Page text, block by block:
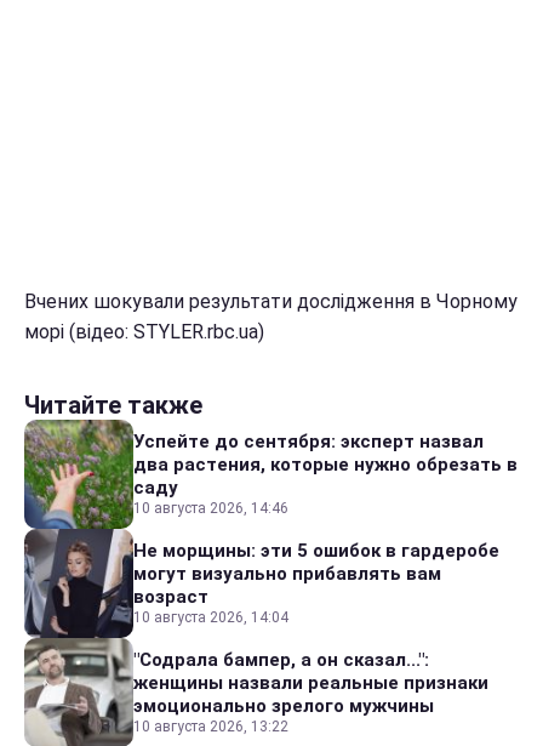
Вчених шокували результати дослідження в Чорному
морі (відео: STYLER.rbc.ua)
Читайте также
Успейте до сентября: эксперт назвал
два растения, которые нужно обрезать в
саду
10 августа 2026, 14:46
Не морщины: эти 5 ошибок в гардеробе
могут визуально прибавлять вам
возраст
10 августа 2026, 14:04
"Содрала бампер, а он сказал...":
женщины назвали реальные признаки
эмоционально зрелого мужчины
10 августа 2026, 13:22